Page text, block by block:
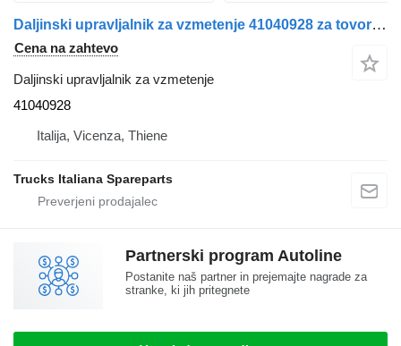
Daljinski upravljalnik za vzmetenje 41040928 za tovornjak IVECO Stralis 2003>2007
Cena na zahtevo
Daljinski upravljalnik za vzmetenje
41040928
Italija, Vicenza, Thiene
Trucks Italiana Spareparts
Partnerski program Autoline
Postanite naš partner in prejemajte nagrade za
stranke, ki jih pritegnete